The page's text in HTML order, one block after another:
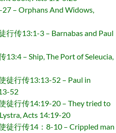
– Orphans And Widows,
行传13:1-3 – Barnabas and Paul
– Ship, The Port of Seleucia,
徒行传13:13-52 – Paul in
52
徒行传14:19-20 – They tried to
Acts 14:19-20
徒行传14：8-10 – Crippled man